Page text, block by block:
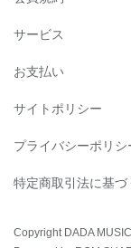
サービス
お支払い
サイトポリシー
プライバシーポリシ
特定商取引法に基づ
Copyright DADA